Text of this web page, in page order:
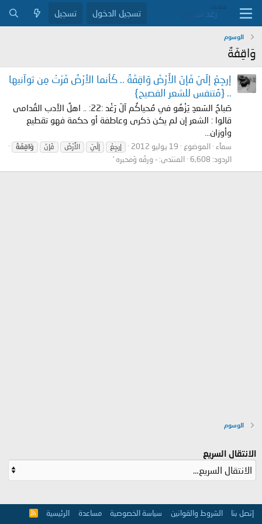
تسجيل الدخول تسجيل
الوسوم
وَاقِفَةٌ
إرجِعْ إلَيّ فَإنَ الأَرْضَ وَاقِفَةٌ .. كَأنما الأرْضُ فَرّتْ مِن ثوآنيها
.. {مُتنفس للشعر الفصيح}
صَباحُ السَعدِ يَزْهُو في مُحياكُم آلَ رَغْد :22: .. اهلُ الأدب القُدامى
قالوا : الشعر إن لم يكن ذكرى وعاطفة أو حكمة فهو تقطيع
وأوزان...
سمآء الموضوع 19 يوليو 2012 إرجِعْ إلَيّ الأَرْضَ فَإنَ وَاقِفَةٌ
الردود: 6,608 المنتدى: - ورقَه وَمحبره ‘
الوسوم
الانتقال السريع
إتصل بنا الشروط والقوانين سياسة الخصوصية مساعدة الرئيسية
R